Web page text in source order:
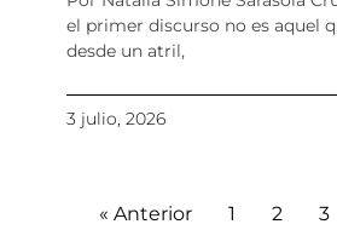
el primer discurso no es aquel
desde un atril,
3 julio, 2026
« Anterior 1 2 3